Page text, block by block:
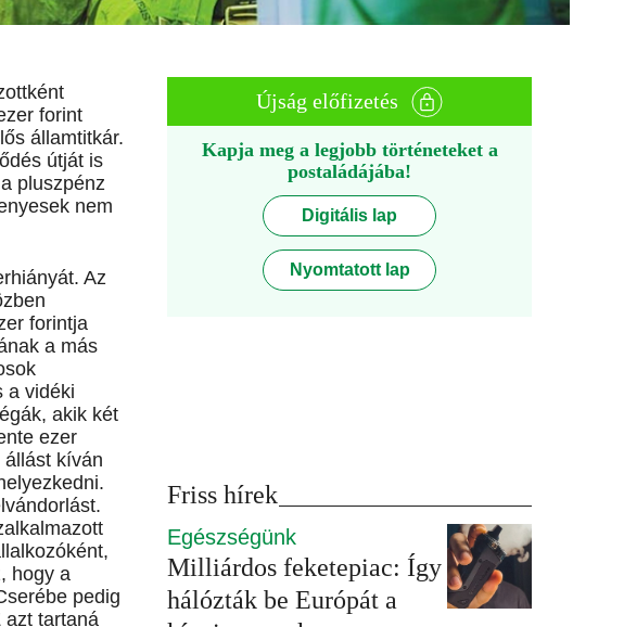
forint
államtitkár.
útját is
pluszpénz
nem
Az
forintja
a más
a vidéki
akik két
ezer
állást kíván
hogy a
pedig
azt tartaná
Újság előfizetés
Kapja meg a legjobb történeteket a
postaládájába!
Digitális lap
Nyomtatott lap
Friss hírek
Egészségünk
Milliárdos feketepiac: Így
hálózták be Európát a